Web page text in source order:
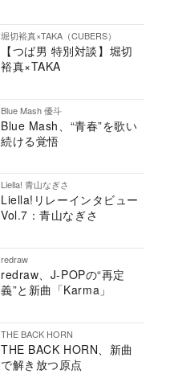
堀切裕真×TAKA（CUBERS）
【つば男 特別対談】堀切
裕真×TAKA
Blue Mash 優斗
Blue Mash、“青春”を歌い
続ける覚悟
Liella! 青山なぎさ
Liella!リレーインタビュー
Vol.7：青山なぎさ
redraw
redraw、J-POPの“再定
義”と新曲「Karma」
THE BACK HORN
THE BACK HORN、新曲
で解き放つ原点